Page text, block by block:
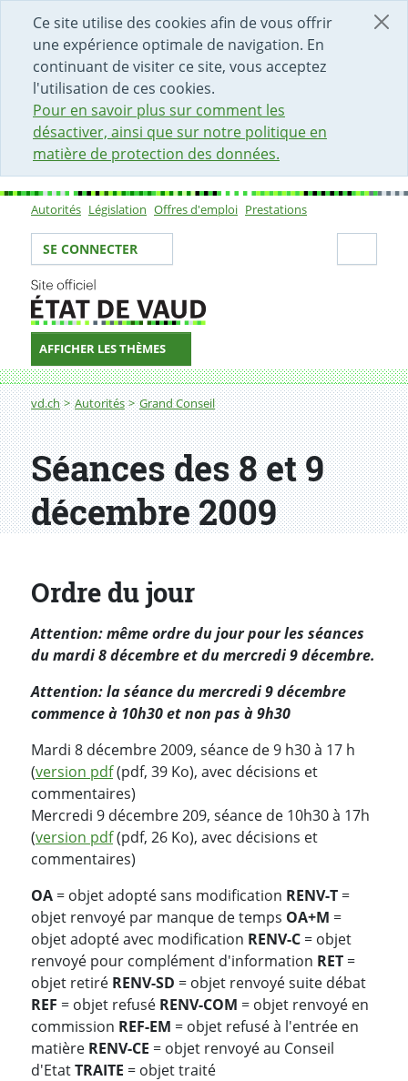
Ce site utilise des cookies afin de vous offrir
une expérience optimale de navigation. En
continuant de visiter ce site, vous acceptez
l'utilisation de ces cookies.
Pour en savoir plus sur comment les
désactiver, ainsi que sur notre politique en
matière de protection des données.
DÉBUT DU CONTENU DE LA PAGE
ACCÈS AU CHAMP DE RECHERCHE
PAGE D'ACCUEIL
FORMULAIRE DE CONTACT
Sous-navigation
Autorités Législation Offres d'emploi Prestations
Votre identité
SE CONNECTER
AFFICHER LES THÈMES
Fil d'Ariane
vd.ch Autorités Grand Conseil
Séances des 8 et 9
décembre 2009
Ordre du jour
Attention: même ordre du jour pour les séances
du mardi 8 décembre et du mercredi 9 décembre.
Attention: la séance du mercredi 9 décembre
commence à 10h30 et non pas à 9h30
Mardi 8 décembre 2009, séance de 9 h30 à 17 h
(version pdf(pdf, 39 Ko), avec décisions et
commentaires)
Mercredi 9 décembre 209, séance de 10h30 à 17h
(version pdf(pdf, 26 Ko), avec décisions et
commentaires)
OA = objet adopté sans modification RENV-T =
objet renvoyé par manque de temps OA+M =
objet adopté avec modification RENV-C = objet
renvoyé pour complément d'information RET =
objet retiré RENV-SD = objet renvoyé suite débat
REF = objet refusé RENV-COM = objet renvoyé en
commission REF-EM = objet refusé à l'entrée en
matière RENV-CE = objet renvoyé au Conseil
d'EtatTRAITE = objet traité